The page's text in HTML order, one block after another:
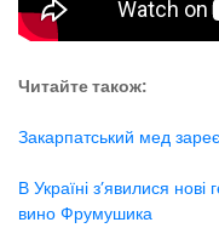
Читайте також:
Закарпатський мед
В Україні з’явилися
вино Фрумушика